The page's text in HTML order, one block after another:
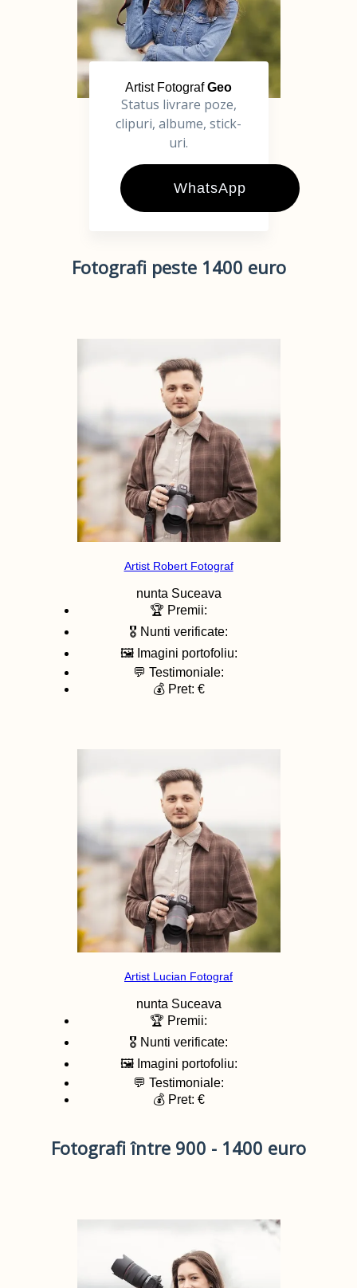
Artist FotografGeo
Status livrare poze,
clipuri, albume, stick-
uri.
WhatsApp
Fotografi peste 1400 euro
Artist Robert Fotograf
nunta Suceava
🏆 Premii:
🎖️ Nunti verificate:
🖼️ Imagini portofoliu:
💬 Testimoniale:
💰 Pret: €
Artist Lucian Fotograf
nunta Suceava
🏆 Premii:
🎖️ Nunti verificate:
🖼️ Imagini portofoliu:
💬 Testimoniale:
💰 Pret: €
Fotografi între 900 - 1400 euro